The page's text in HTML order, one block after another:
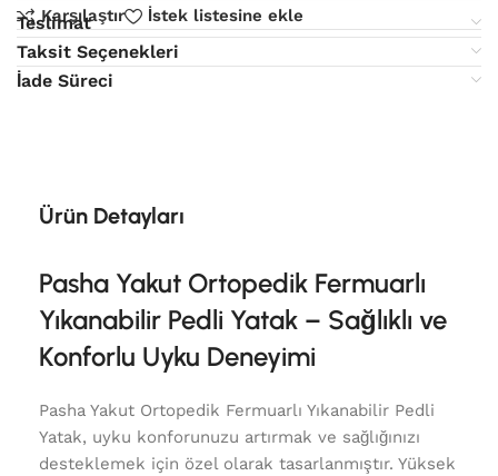
Karşılaştır
İstek listesine ekle
Teslimat
Taksit Seçenekleri
İade Süreci
Ürün Detayları
Pasha Yakut Ortopedik Fermuarlı
Yıkanabilir Pedli Yatak – Sağlıklı ve
Konforlu Uyku Deneyimi
Pasha Yakut Ortopedik Fermuarlı Yıkanabilir Pedli
Yatak, uyku konforunuzu artırmak ve sağlığınızı
desteklemek için özel olarak tasarlanmıştır. Yüksek